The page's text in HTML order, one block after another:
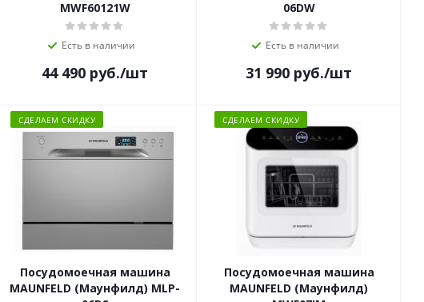
MWF60121W
Есть в наличии
44 490 руб./шт
06DW
Есть в наличии
31 990 руб./шт
СДЕЛАЕМ СКИДКУ
Посудомоечная машина
MAUNFELD (Маунфилд) MLP-
СДЕЛАЕМ СКИДКУ
Посудомоечная машина
MAUNFELD (Маунфилд)